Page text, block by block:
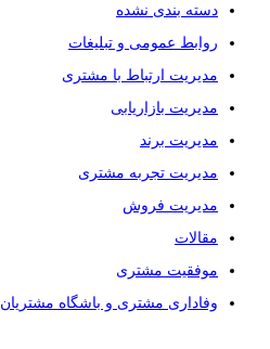
دسته بندی نشده
روابط عمومی و تبلیغات
مدیریت ارتباط با مشتری
مدیریت بازاریابی
مدیریت برند
مدیریت تجربه مشتری
مدیریت فروش
مقالات
موفقیت مشتری
وفاداری مشتری و باشگاه مشتریان